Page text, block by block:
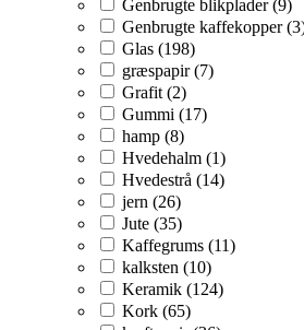
Genbrugte blikplader (9)
Genbrugte kaffekopper
Glas (198)
græspapir (7)
Grafit (2)
Gummi (17)
hamp (8)
Hvedehalm (1)
Hvedestrå (14)
jern (26)
Jute (35)
Kaffegrums (11)
kalksten (10)
Keramik (124)
Kork (65)